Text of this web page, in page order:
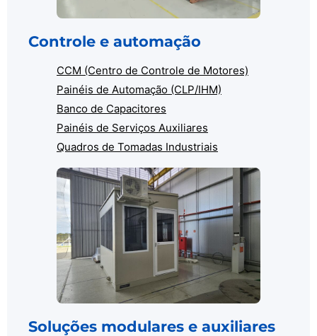
Controle e automação
CCM (Centro de Controle de Motores)
Painéis de Automação (CLP/IHM)
Banco de Capacitores
Painéis de Serviços Auxiliares
Quadros de Tomadas Industriais
Soluções modulares e auxiliares